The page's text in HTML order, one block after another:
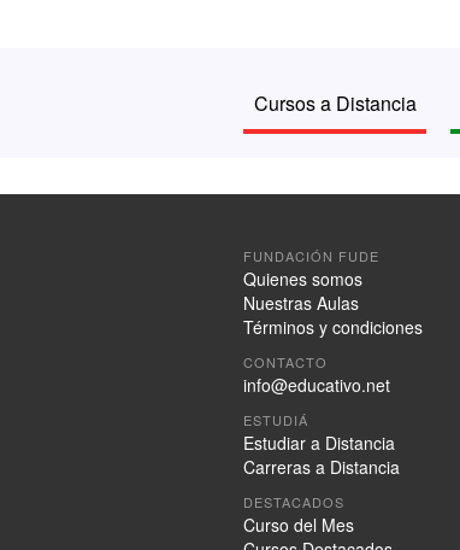
Cursos a Distancia
FUNDACIÓN FUDE
Quienes somos
Nuestras Aulas
Términos y condiciones
CONTACTO
info@educativo.net
ESTUDIÁ
Estudiar a Distancia
Carreras a Distancia
DESTACADOS
Curso del Mes